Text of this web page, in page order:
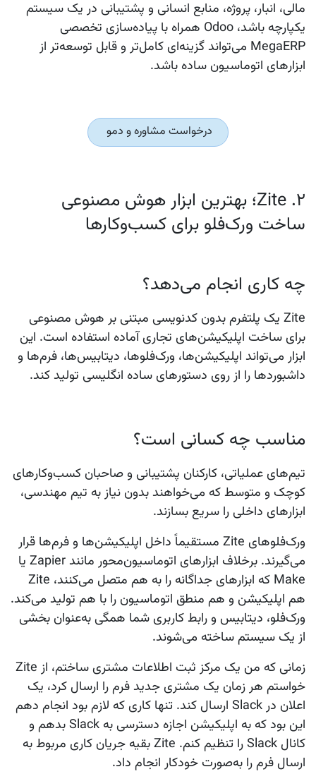
مالی، انبار، پروژه، منابع انسانی و پشتیبانی در یک سیستم
یکپارچه باشد، Odoo همراه با پیاده‌سازی تخصصی
MegaERP می‌تواند گزینه‌ای کامل‌تر و قابل توسعه‌تر از
ابزارهای اتوماسیون ساده باشد.
درخواست مشاوره و دمو
2. Zite؛ بهترین ابزار هوش مصنوعی
ساخت ورک‌فلو برای کسب‌وکارها
چه کاری انجام می‌دهد؟
Zite یک پلتفرم بدون کدنویسی مبتنی بر هوش مصنوعی
برای ساخت اپلیکیشن‌های تجاری آماده استفاده است. این
ابزار می‌تواند اپلیکیشن‌ها، ورک‌فلوها، دیتابیس‌ها، فرم‌ها و
داشبوردها را از روی دستورهای ساده انگلیسی تولید کند.
مناسب چه کسانی است؟
تیم‌های عملیاتی، کارکنان پشتیبانی و صاحبان کسب‌وکارهای
کوچک و متوسط که می‌خواهند بدون نیاز به تیم مهندسی،
ابزارهای داخلی را سریع بسازند.
ورک‌فلوهای Zite مستقیماً داخل اپلیکیشن‌ها و فرم‌ها قرار
می‌گیرند. برخلاف ابزارهای اتوماسیون‌محور مانند Zapier یا
Make که ابزارهای جداگانه را به هم متصل می‌کنند، Zite
هم اپلیکیشن و هم منطق اتوماسیون را با هم تولید می‌کند.
ورک‌فلو، دیتابیس و رابط کاربری شما همگی به‌عنوان بخشی
از یک سیستم ساخته می‌شوند.
زمانی که من یک مرکز ثبت اطلاعات مشتری ساختم، از Zite
خواستم هر زمان یک مشتری جدید فرم را ارسال کرد، یک
اعلان در Slack ارسال کند. تنها کاری که لازم بود انجام دهم
این بود که به اپلیکیشن اجازه دسترسی به Slack بدهم و
کانال Slack را تنظیم کنم. Zite بقیه جریان کاری مربوط به
ارسال فرم را به‌صورت خودکار انجام داد.